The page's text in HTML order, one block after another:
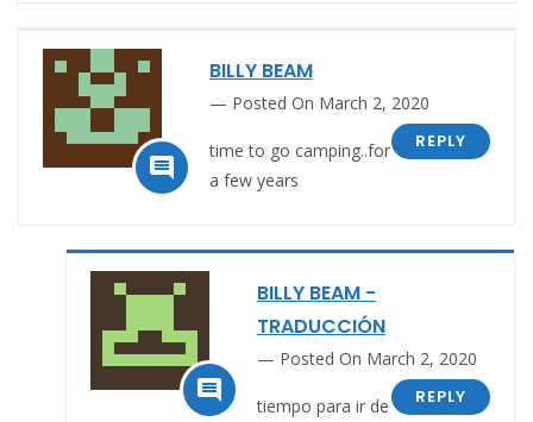

BILLY BEAM
Posted On March 2, 2020
REPLY
time to go camping..for
a few years

BILLY BEAM -
TRADUCCIÓN
Posted On March 2, 2020
REPLY
tiempo para ir de